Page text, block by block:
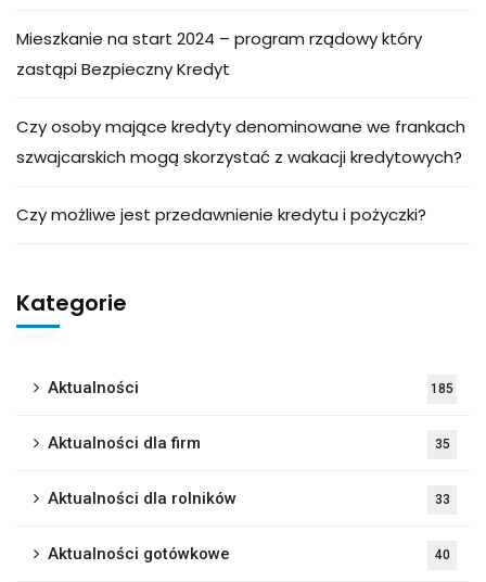
Mieszkanie na start 2024 – program rządowy który
zastąpi Bezpieczny Kredyt
Czy osoby mające kredyty denominowane we frankach
szwajcarskich mogą skorzystać z wakacji kredytowych?
Czy możliwe jest przedawnienie kredytu i pożyczki?
Kategorie
Aktualności 185
Aktualności dla firm 35
Aktualności dla rolników 33
Aktualności gotówkowe 40